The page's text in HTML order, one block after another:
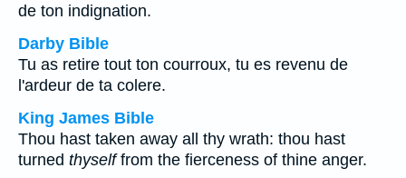
de ton indignation.
Darby Bible
Tu as retire tout ton courroux, tu es revenu de
l'ardeur de ta colere.
King James Bible
Thou hast taken away all thy wrath: thou hast
turned thyselffrom the fierceness of thine anger.